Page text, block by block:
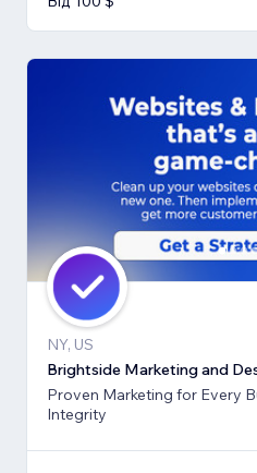
NY, US
Brightside Marketing and
Proven Marketing for Every
Integrity